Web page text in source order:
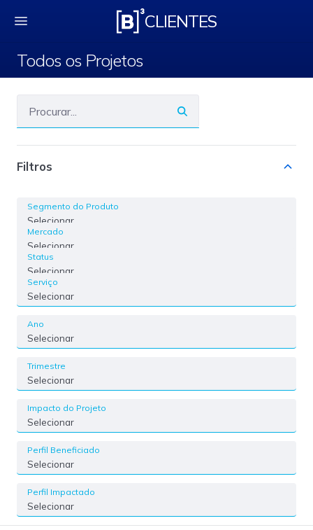
Todos os Projetos
CLIENTES
Todos os Projetos
Filtros
Segmento do Produto
Selecionar
Mercado
Selecionar
Status
Selecionar
Serviço
Selecionar
Ano
Selecionar
Trimestre
Selecionar
Impacto do Projeto
Selecionar
Perfil Beneficiado
Selecionar
Perfil Impactado
Selecionar